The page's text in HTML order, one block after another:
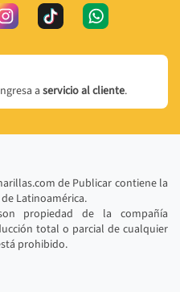
aservicio al cliente.
de Publicar contiene la
Latinoamérica.
propiedad de la compañía
total o parcial de cualquier
prohibido.